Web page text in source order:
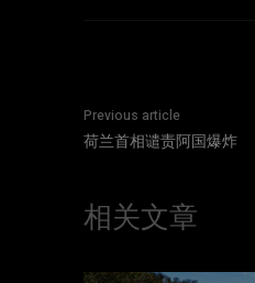
Previous article
荷兰首相谴责阿国爆炸
相关文章